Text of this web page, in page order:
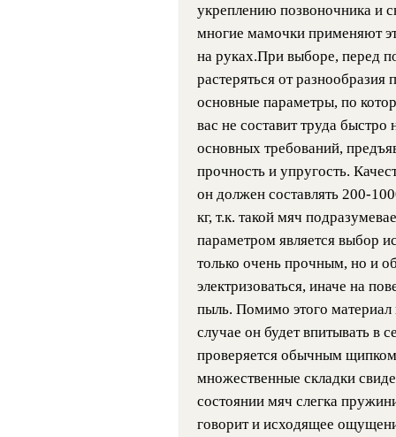
укреплению позвоночника и
многие мамочки применяют
на руках.При выборе, перед
растеряться от
основные параметры, по
вас не составит труда
основных требований,
прочность и упругость.
он должен составлять 200-
кг, т.к. такой мяч
параметром является выбор
только очень прочным, но и
электризоваться, иначе на
пыль. Помимо этого
случае он будет впитывать в
проверяется обычным
множественные складки
состоянии мяч слегка
говорит и исходящее